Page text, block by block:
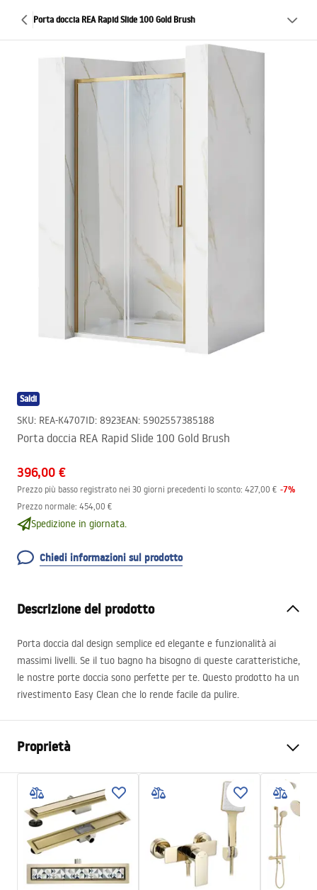
Porta doccia REA Rapid Slide 100 Gold Brush
Saldi
SKU: REA-K4707ID: 8923EAN: 5902557385188
Porta doccia REA Rapid Slide 100 Gold Brush
396,00 €
Prezzo più basso registrato nei 30 giorni precedenti lo sconto: 427,00 € -7%
Prezzo normale: 454,00 €
Spedizione in giornata.
Chiedi informazioni sul prodotto
Descrizione del prodotto
Porta doccia dal design semplice ed elegante e funzionalità ai
massimi livelli. Se il tuo bagno ha bisogno di queste caratteristiche,
le nostre porte doccia sono perfette per te. Questo prodotto ha un
rivestimento Easy Clean che lo rende facile da pulire.
Proprietà
Modo di apertura della porta
Dimensioni porta
La direzione della porta
Universale
Spessore del vetro
6 mm
Altezza della porta doccia
cm